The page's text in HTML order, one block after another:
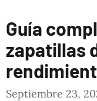
›
Guía
zapatillas
Septiembre 23,